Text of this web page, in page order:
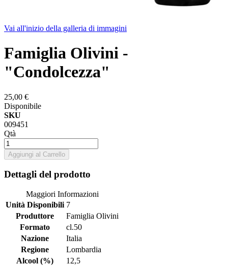
Vai all'inizio della galleria di immagini
Famiglia Olivini -
"Condolcezza"
25,00 €
Disponibile
SKU
009451
Qtà
Aggiungi al Carrello
Dettagli del prodotto
Maggiori Informazioni
Unità Disponibili 7
Produttore
Famiglia Olivini
Formato
cl.50
Nazione
Italia
Regione
Lombardia
Alcool (%)
12,5